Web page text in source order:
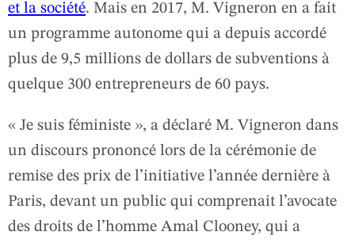
et la société. Mais en 2017, M. Vigneron en a fait
un programme autonome qui a depuis accordé
plus de 9,5 millions de dollars de subventions à
quelque 300 entrepreneurs de 60 pays.
« Je suis féministe », a déclaré M. Vigneron dans
un discours prononcé lors de la cérémonie de
remise des prix de l’initiative l’année dernière à
Paris, devant un public qui comprenait l’avocate
des droits de l’homme Amal Clooney, qui a